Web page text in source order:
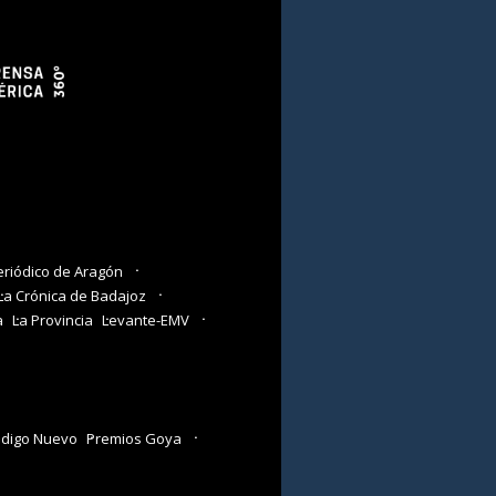
de Aragón
Crónica de Badajoz
La Provincia Levante-EMV
Nuevo Premios Goya